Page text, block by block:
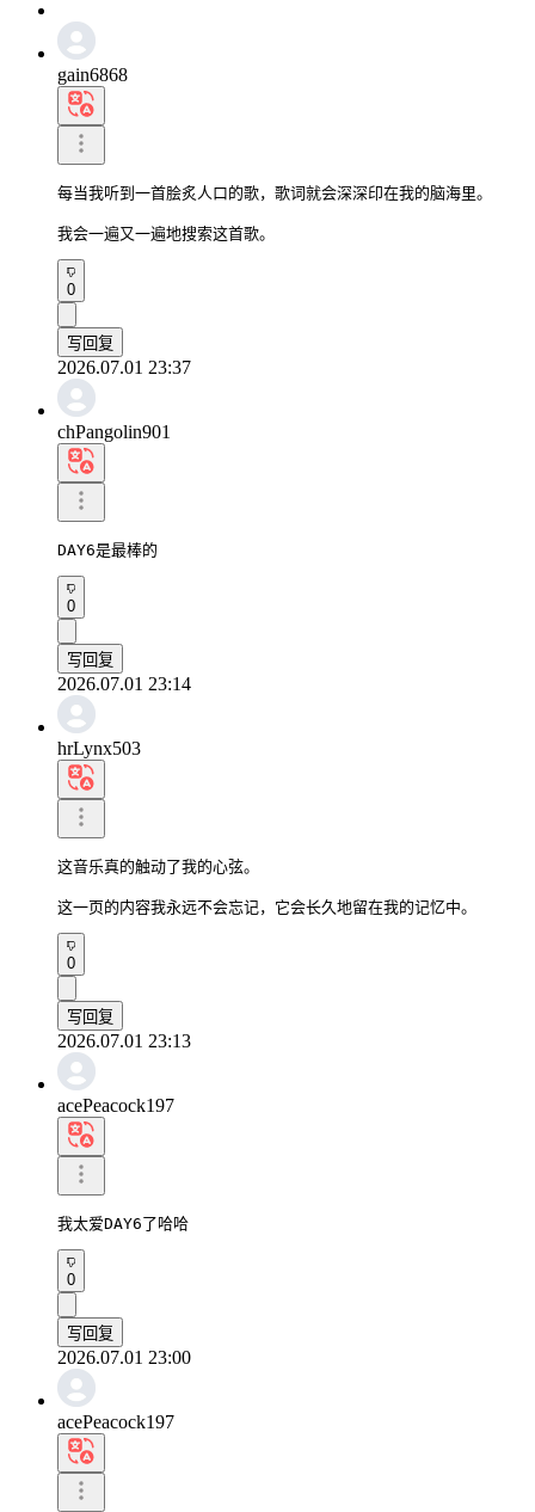
gain6868
每当我听到一首脍炙人口的歌，歌词就会深深印在我的脑海里。
我会一遍又一遍地搜索这首歌。
0
写回复
2026.07.01 23:37
chPangolin901
DAY6是最棒的
0
写回复
2026.07.01 23:14
hrLynx503
这音乐真的触动了我的心弦。
这一页的内容我永远不会忘记，它会长久地留在我的记忆中。
0
写回复
2026.07.01 23:13
acePeacock197
我太爱DAY6了哈哈
0
写回复
2026.07.01 23:00
acePeacock197